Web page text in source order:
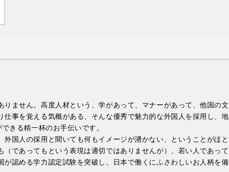
ません。高度人材という、学があって、マナーがあって、他国の文
事を覚える気概がある、そんな優秀で魅力的な外国人を採用し、地
きる精一杯のお手伝いです。
国人の採用と聞いても何もイメージが湧かない、ということがほと
であってもという表現は適切ではありませんが）、若い人であって
が認める学力認定試験を突破し、日本で働くにふさわしいお人柄を備